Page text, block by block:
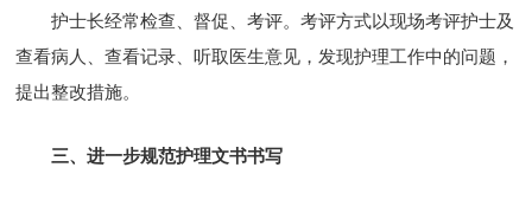
护士长经常检查、督促、考评。考评方式以现场考评护士及
查看病人、查看记录、听取医生意见，发现护理工作中的问题，
提出整改措施。
三、进一步规范护理文书书写